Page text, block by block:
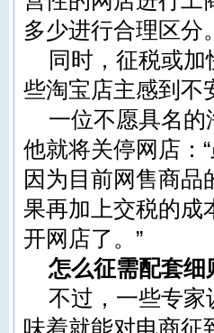
多少进行合理区分
同时，征税或
些淘宝店主感到不
一位不愿具名
他就将关停网店：
因为目前网售商
果再加上交税的成
开网店了。”
怎么征需配套细
不过，一些专家
味着就能对电商征